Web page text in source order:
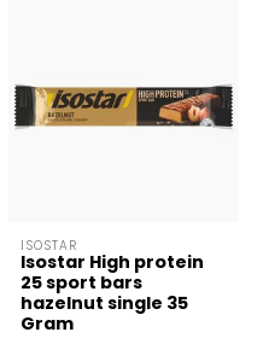
ISOSTAR
Isostar High protein
25 sport bars
hazelnut single 35
Gram